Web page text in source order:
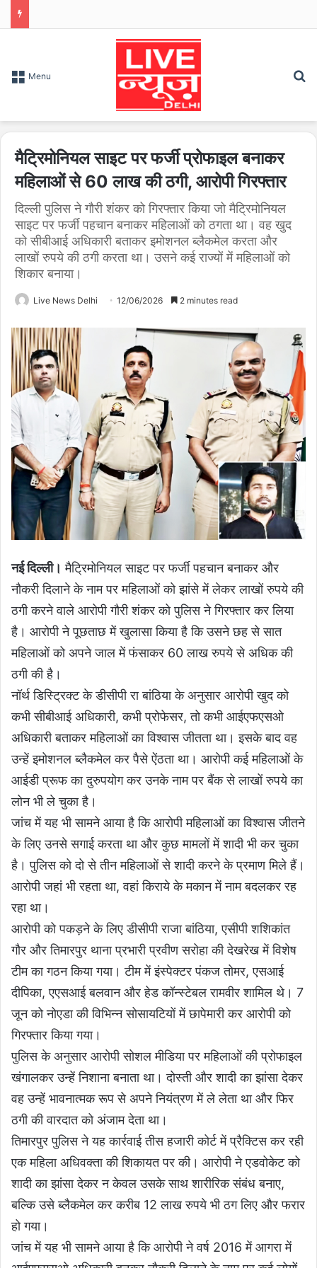
Menu
मैट्रिमोनियल साइट पर फर्जी प्रोफाइल बनाकर
महिलाओं से 60 लाख की ठगी, आरोपी गिरफ्तार
दिल्ली पुलिस ने गौरी शंकर को गिरफ्तार किया जो मैट्रिमोनियल
साइट पर फर्जी पहचान बनाकर महिलाओं को ठगता था। वह खुद
को सीबीआई अधिकारी बताकर इमोशनल ब्लैकमेल करता और
लाखों रुपये की ठगी करता था। उसने कई राज्यों में महिलाओं को
शिकार बनाया।
Live News Delhi 12/06/2026 2 minutes read
नई दिल्ली। मैट्रिमोनियल साइट पर फर्जी पहचान बनाकर और
नौकरी दिलाने के नाम पर महिलाओं को झांसे में लेकर लाखों रुपये की
ठगी करने वाले आरोपी गौरी शंकर को पुलिस ने गिरफ्तार कर लिया
है। आरोपी ने पूछताछ में खुलासा किया है कि उसने छह से सात
महिलाओं को अपने जाल में फंसाकर 60 लाख रुपये से अधिक की
ठगी की है।
नॉर्थ डिस्ट्रिक्ट के डीसीपी रा बांठिया के अनुसार आरोपी खुद को
कभी सीबीआई अधिकारी, कभी प्रोफेसर, तो कभी आईएफएसओ
अधिकारी बताकर महिलाओं का विश्वास जीतता था। इसके बाद वह
उन्हें इमोशनल ब्लैकमेल कर पैसे ऐंठता था। आरोपी कई महिलाओं के
आईडी प्रूफ का दुरुपयोग कर उनके नाम पर बैंक से लाखों रुपये का
लोन भी ले चुका है।
जांच में यह भी सामने आया है कि आरोपी महिलाओं का विश्वास जीतने
के लिए उनसे सगाई करता था और कुछ मामलों में शादी भी कर चुका
है। पुलिस को दो से तीन महिलाओं से शादी करने के प्रमाण मिले हैं।
आरोपी जहां भी रहता था, वहां किराये के मकान में नाम बदलकर रह
रहा था।
आरोपी को पकड़ने के लिए डीसीपी राजा बांठिया, एसीपी शशिकांत
गौर और तिमारपुर थाना प्रभारी प्रवीण सरोहा की देखरेख में विशेष
टीम का गठन किया गया। टीम में इंस्पेक्टर पंकज तोमर, एसआई
दीपिका, एएसआई बलवान और हेड कॉन्स्टेबल रामवीर शामिल थे। 7
जून को नोएडा की विभिन्न सोसायटियों में छापेमारी कर आरोपी को
गिरफ्तार किया गया।
पुलिस के अनुसार आरोपी सोशल मीडिया पर महिलाओं की प्रोफाइल
खंगालकर उन्हें निशाना बनाता था। दोस्ती और शादी का झांसा देकर
वह उन्हें भावनात्मक रूप से अपने नियंत्रण में ले लेता था और फिर
ठगी की वारदात को अंजाम देता था।
तिमारपुर पुलिस ने यह कार्रवाई तीस हजारी कोर्ट में प्रैक्टिस कर रही
एक महिला अधिवक्ता की शिकायत पर की। आरोपी ने एडवोकेट को
शादी का झांसा देकर न केवल उसके साथ शारीरिक संबंध बनाए,
बल्कि उसे ब्लैकमेल कर करीब 12 लाख रुपये भी ठग लिए और फरार
हो गया।
जांच में यह भी सामने आया है कि आरोपी ने वर्ष 2016 में आगरा में